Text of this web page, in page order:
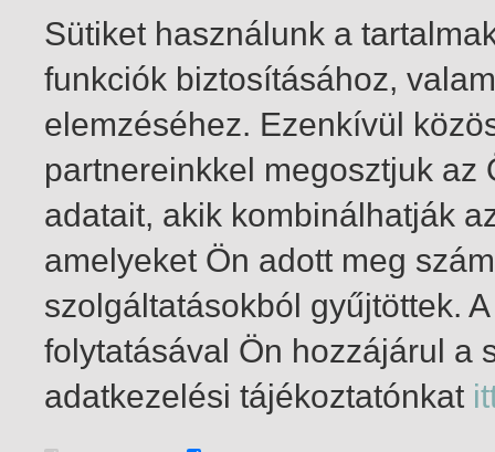
1-6 / összesen 6 találat
Sütiket használunk a
funkciók biztosításához,
elemzéséhez. Ezenkívül
partnereinkkel megosztjuk
adatait, akik kombinálhatják
amelyeket Ön adott meg
szolgáltatásokból gyűjtöttek.
folytatásával Ön hozzájárul a
adatkezelési tájékoztatónkat